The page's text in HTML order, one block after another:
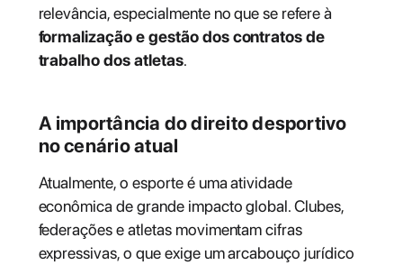
relevância, especialmente no que se refere à
formalização e gestão dos contratos de
trabalho dos atletas.
A importância do direito desportivo
no cenário atual
Atualmente, o esporte é uma atividade
econômica de grande impacto global. Clubes,
federações e atletas movimentam cifras
expressivas, o que exige um arcabouço jurídico